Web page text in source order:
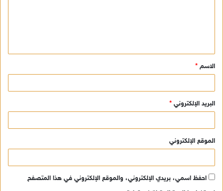
ق
*
الاسم *
البريد الإلكتروني *
الموقع الإلكتروني
احفظ اسمي، بريدي الإلكتروني، والموقع الإلكتروني في هذا المتصفح